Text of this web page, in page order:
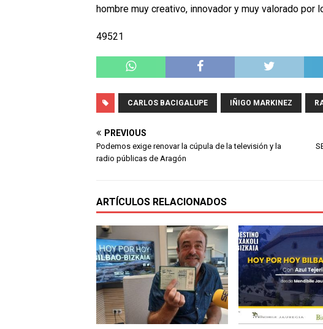
hombre muy creativo, innovador y muy valorado por
49521
CARLOS BACIGALUPE IÑIGO MARKINEZ
PREVIOUS
Podemos exige renovar la cúpula de la televisión y la
radio públicas de Aragón
ARTÍCULOS RELACIONADOS